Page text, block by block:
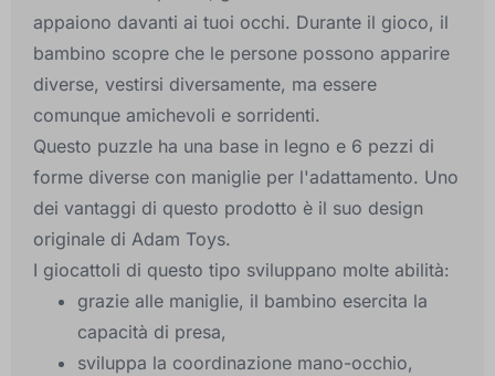
appaiono davanti ai tuoi occhi. Durante il gioco, il
bambino scopre che le persone possono apparire
diverse, vestirsi diversamente, ma essere
comunque amichevoli e sorridenti.
Questo puzzle ha una base in legno e 6 pezzi di
forme diverse con maniglie per l'adattamento. Uno
dei vantaggi di questo prodotto è il suo design
originale di Adam Toys.
I giocattoli di questo tipo sviluppano molte abilità:
grazie alle maniglie, il bambino esercita la
capacità di presa,
sviluppa la coordinazione mano-occhio,